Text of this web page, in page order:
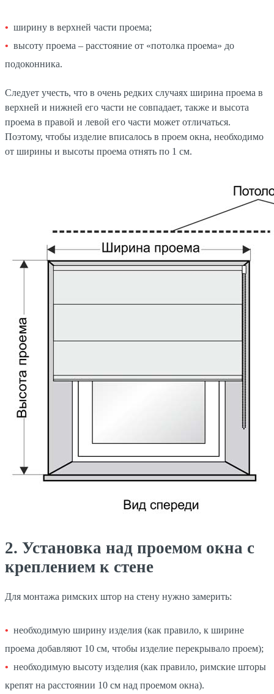
ширину в верхней части проема;
высоту проема – расстояние от «потолка проема» до
подоконника.
Следует учесть, что в очень редких случаях ширина проема в
верхней и нижней его части не совпадает, также и высота
проема в правой и левой его части может отличаться.
Поэтому, чтобы изделие вписалось в проем окна, необходимо
от ширины и высоты проема отнять по 1 см.
2. Установка над проемом окна с
креплением к стене
Для монтажа римских штор на стену нужно замерить:
необходимую ширину изделия (как правило, к ширине
проема добавляют 10 см, чтобы изделие перекрывало проем);
необходимую высоту изделия (как правило, римские шторы
крепят на расстоянии 10 см над проемом окна).